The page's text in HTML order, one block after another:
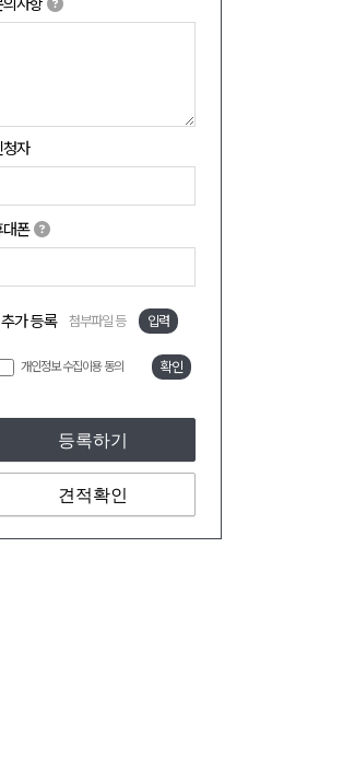
의사항
청자
대폰
추가 등록 첨부파일 등 입력
개인정보 수집이용 동의 확인
등록하기
견적확인